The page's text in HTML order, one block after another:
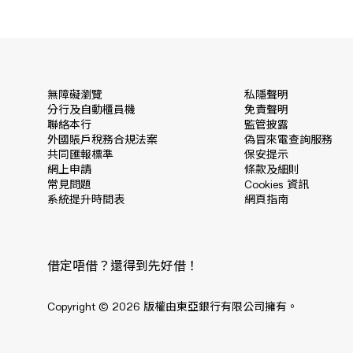
無障礙瀏覽
分行及自動櫃員機
聯絡本行
外國賬戶稅務合規法案
共同匯報標準
網上申請
常見問題
系統提升時間表
私隱聲明
免責聲明
監管披露
偽冒來電查詢服務
保安提示
條款及細則
Cookies 資訊
網頁指南
借定唔借？還得到先好借！
Copyright © 2026 版權由東亞銀行有限公司擁有。